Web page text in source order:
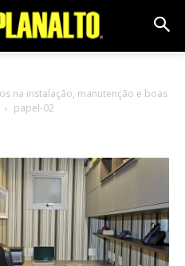
na instalação, manutenção e boas
papel-02